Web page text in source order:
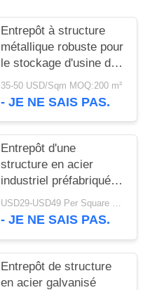
Entrepôt à structure
métallique robuste pour
le stockage d'usine de
ciment
35-50 USD/Sqm MOQ:200 m²
- JE NE SAIS PAS.
Entrepôt d'une
structure en acier
industriel préfabriqué à
boulonnage moderne et
robuste pour usine
USD29-USD49 Per Square Meter MOQ:200 mètres carrés
- JE NE SAIS PAS.
Entrepôt de structure
en acier galvanisé